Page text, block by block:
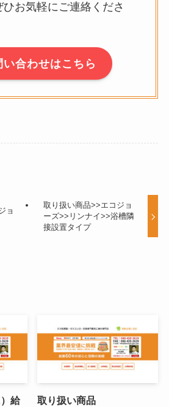
お気軽にご連絡くださ
合わせはこちら
ョ
取り扱い商品>>エコジョ
ーズ>>リンナイ>>浴槽隣
接設置タイプ
給
取り扱い商品